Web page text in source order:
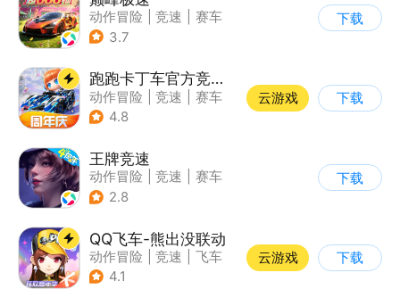
动作冒险 竞速
赛车
| 漂移
3.7
下载
跑跑卡丁车官方竞速版
动作冒险 竞速
赛车
| 跑跑卡丁车
4.8
云游戏 下载
王牌竞速
动作冒险 竞速
赛车
| 漂移
2.8
下载
QQ飞车-熊出没联动
动作冒险 竞速
飞车
| 漂移
4.1
云游戏 下载